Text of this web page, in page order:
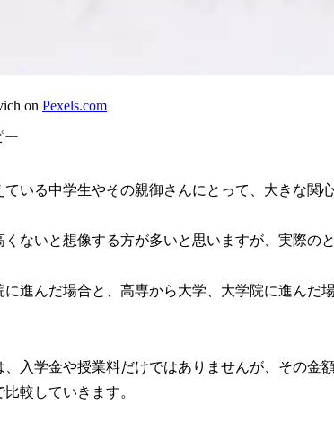
on Pexels.com
ー
いる中学生やその親御さんにとって、大きな関
ないと想像する方が多いと思いますが、実際の
進んだ場合と、高専から大学、大学院に進んだ
入学金や授業料だけではありませんが、その金
較していきます。